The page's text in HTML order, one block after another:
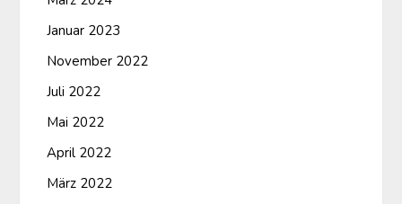
Januar 2023
November 2022
Juli 2022
Mai 2022
April 2022
März 2022